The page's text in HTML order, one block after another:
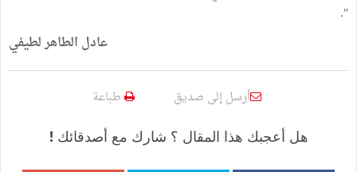
".
عادل الطاهر لطيفي
أرسل إلى صديق طباعة
هل أعجبك هذا المقال ؟ شارك مع أصدقائك !